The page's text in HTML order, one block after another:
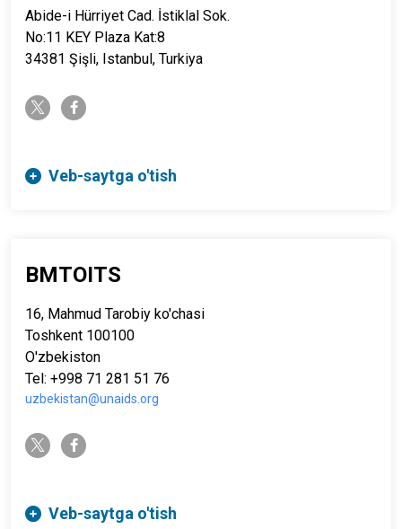
Abide-i Hürriyet Cad. İstiklal Sok.
No:11 KEY Plaza Kat:8
34381 Şişli, Istanbul, Turkiya
twitter-x facebook-f
Veb-saytga o'tish
BMTOITS
16, Mahmud Tarobiy ko'chasi
Toshkent 100100
O'zbekiston
Tel: +998 71 281 51 76
uzbekistan@unaids.org
twitter-x facebook-f
Veb-saytga o'tish